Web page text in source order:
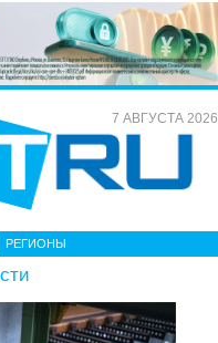
7 АВГУСТА 2026
РЕГИОНЫ